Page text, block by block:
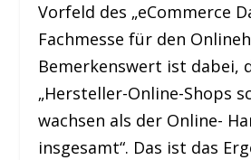
Vorfeld des „eCommerce
Fachmesse für den
Bemerkenswert ist dabei,
„Hersteller-Online-Shops
wachsen als der Online-
insgesamt“. Das ist das